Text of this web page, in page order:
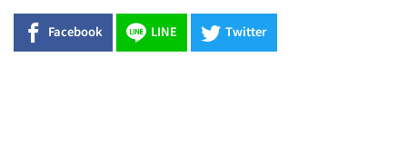
Facebook LINE Twitter